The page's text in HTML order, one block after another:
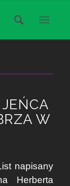
W
napisany
Herberta